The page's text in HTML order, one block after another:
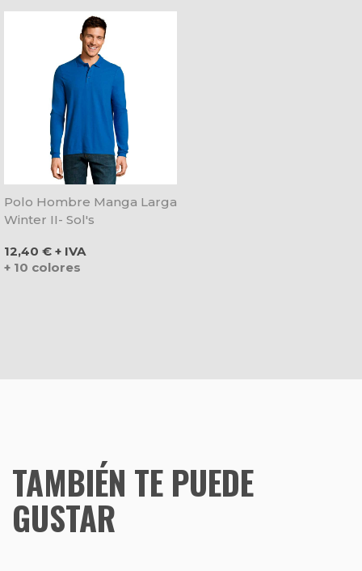
Polo Hombre Manga Larga
Winter II- Sol's
Precio
12,40 € + IVA
+ 10 colores
TAMBIÉN TE PUEDE
GUSTAR